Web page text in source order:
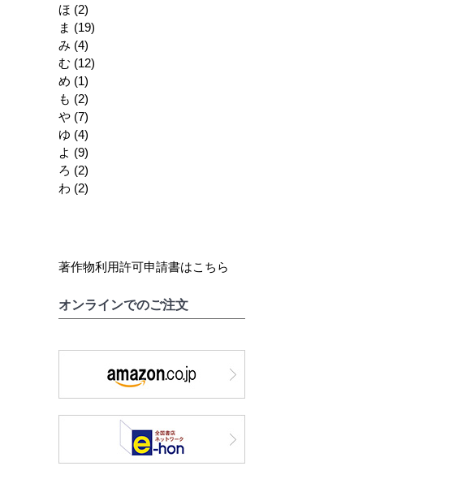
ほ (2)
ま (19)
み (4)
む (12)
め (1)
も (2)
や (7)
ゆ (4)
よ (9)
ろ (2)
わ (2)
著作物利用許可申請書はこちら
オンラインでのご注文